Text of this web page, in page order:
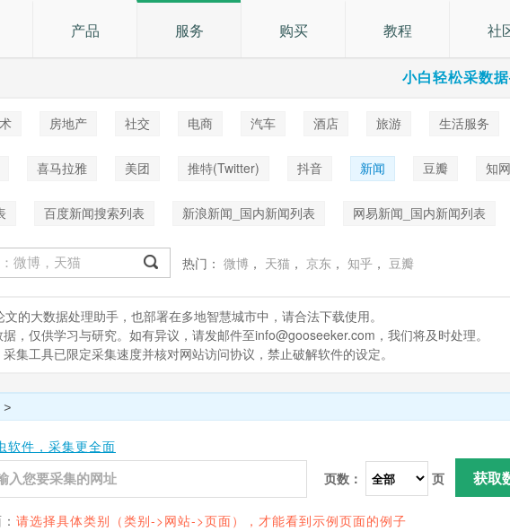
产品 服务 购买 教程 社
小白轻松采数
房地产 社交 电商 汽车 酒店 旅游 生活服务
拍卖
喜马拉雅 美团 推特(Twitter) 抖音 新闻 豆瓣 知网
天猫 B站(bilibili) 京东 马蜂窝
百度新闻搜索列表 新浪新闻_国内新闻列表 网易新闻_国内新闻列表
)
百度推广搜索关键词抓取
热门： 微博 ， 天猫 ， 京东 ， 知乎 ， 豆瓣
的大数据处理助手，也部署在多地智慧城市中，请合法下载使用。
，仅供学习与研究。如有异议，请发邮件至info@gooseeker.com，我们将及时处理。
集工具已限定采集速度并核对网站访问协议，禁止破解软件的设定。
>
软件，采集更全面
页数：
页 获取
请选择具体类别（类别->网站->页面），才能看到示例页面的例子